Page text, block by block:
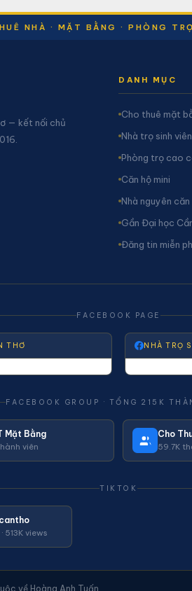
NHÀ · MẶT BẰNG · PHÒNG
— kết nối chủ
DANH MỤC
Cho thuê mặt
Nhà trọ sinh viên
Phòng trọ cao
Căn hộ mini
Nhà nguyên căn
Gần Đại học
Đăng tin miễn
FACEBOOK PAGE
THƠ NHÀ TRỌ
FACEBOOK GROUP · TỔNG 215K
Mặt Bằng
viên
Cho
59.7K
TIKTOK
513K views
về Hoàng Anh Tuấn